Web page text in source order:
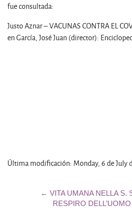
fue consultada:
Justo Aznar – VACUNAS CONTRA EL
en García, José Juan (director):
Última modificación: Monday, 6 de July
← VITA UMANA NELLA S.
RESPIRO